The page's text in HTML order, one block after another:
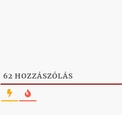
62 HOZZÁSZÓLÁS